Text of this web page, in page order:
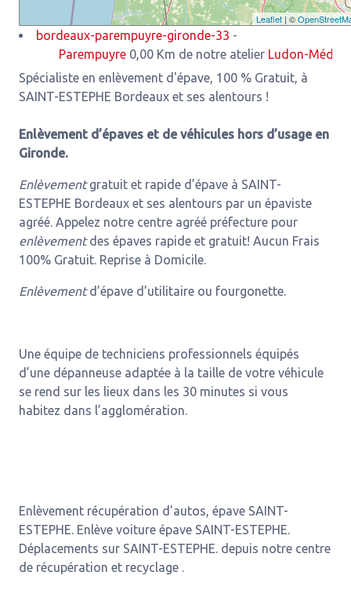
Leaflet | ©
bordeaux-parempuyre-gironde-33 -
Parempuyre0,00 Km de notre atelierLudon-Médoc3,93
Spécialiste en enlèvement d'épave, 100 % Gratuit, à
SAINT-ESTEPHE Bordeaux et ses alentours !
Enlèvement d’épaves et de véhicules hors d’usage en
Gironde.
Enlèvementgratuit et rapide d’épave à SAINT-
ESTEPHE Bordeaux et ses alentours par un épaviste
agréé. Appelez notre centre agréé préfecture pour
enlèvementdes épaves rapide et gratuit! Aucun Frais
100% Gratuit. Reprise à Domicile.
Enlèvementd’épave d’utilitaire ou fourgonette.
Une équipe de techniciens professionnels équipés
d’une dépanneuse adaptée à la taille de votre véhicule
se rend sur les lieux dans les 30 minutes si vous
habitez dans l’agglomération.
Enlèvement récupération d'autos, épave SAINT-
ESTEPHE. Enlève voiture épave SAINT-ESTEPHE.
Déplacements sur SAINT-ESTEPHE. depuis notre centre
de récupération et recyclage .